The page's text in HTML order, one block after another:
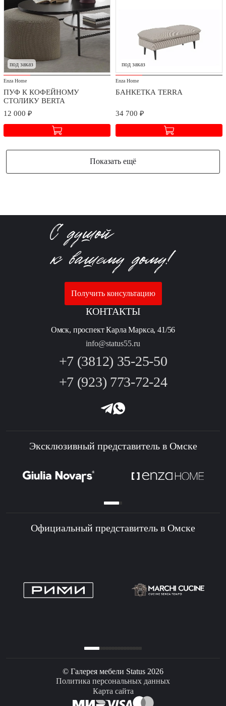
под заказ
Enza Home
ПУФ К КОФЕЙНОМУ
СТОЛИКУ BERTA
12 000 ₽
под заказ
Enza Home
БАНКЕТКА TERRA
34 700 ₽
Показать ещё
Получить консультацию
КОНТАКТЫ
Омск, проспект Карла Маркса, 41/56
info@status55.ru
+7 (3812) 35-25-50
+7 (923) 773-72-24
Эксклюзивный представитель в Омске
Официальный представитель в Омске
© Галерея мебели Status 2026
Политика персональных данных
Карта сайта